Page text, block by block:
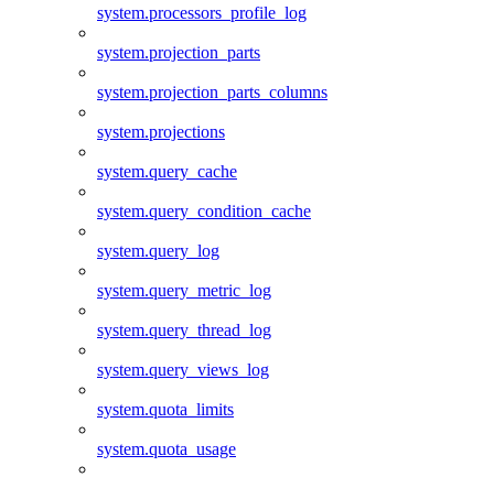
system.processors_profile_log
system.projection_parts
system.projection_parts_columns
system.projections
system.query_cache
system.query_condition_cache
system.query_log
system.query_metric_log
system.query_thread_log
system.query_views_log
system.quota_limits
system.quota_usage